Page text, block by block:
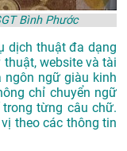
Bình Phước
dịch thuật đa dạng
thuật, website và tài
ngôn ngữ giàu kinh
chỉ chuyển ngữ
từng câu chữ.
theo các thông tin